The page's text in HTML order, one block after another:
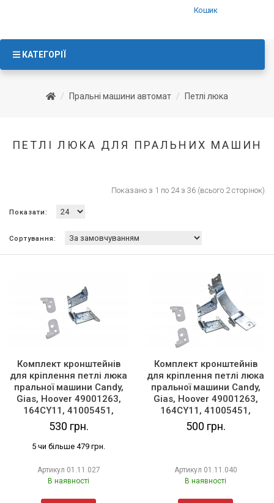
Кошик
КАТЕГОРІЇ
Пральні машини автомат Петлі люка
ПЕТЛІ ЛЮКА ДЛЯ ПРАЛЬНИХ МАШИН
Показано з 1 по 24 з 36 (всього 2 сторінок)
Показати:
Сортування:
Комплект кронштейнів
для кріплення петлі люка
пральної машини Candy,
Gias, Hoover 49001263,
164CY11, 41005451,
41005452
530 грн.
5 чи більше 479 грн.
Артикул 01.11.027
В наявності
Комплект кронштейнів
для кріплення петлі люка
пральної машини Candy,
Gias, Hoover 49001263,
164CY11, 41005451,
41005452 (повний
комплект)
500 грн.
Артикул 01.11.040
В наявності